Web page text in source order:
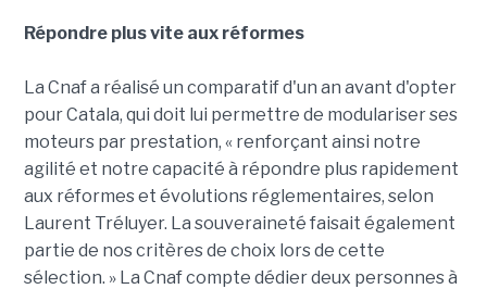
Répondre plus vite aux réformes
La Cnaf a réalisé un comparatif d'un an avant d'opter
pour Catala, qui doit lui permettre de modulariser ses
moteurs par prestation, « renforçant ainsi notre
agilité et notre capacité à répondre plus rapidement
aux réformes et évolutions réglementaires, selon
Laurent Tréluyer. La souveraineté faisait également
partie de nos critères de choix lors de cette
sélection. » La Cnaf compte dédier deux personnes à